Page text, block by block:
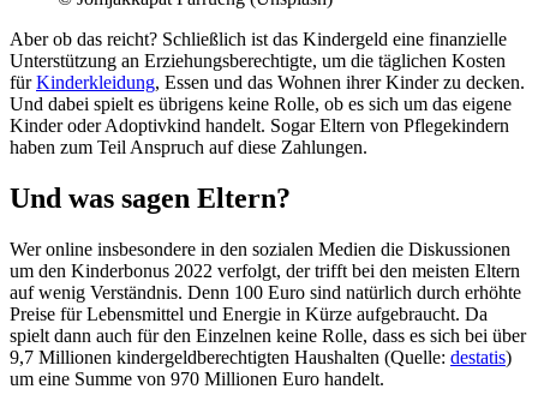
Aber ob das reicht? Schließlich ist das Kindergeld eine finanzielle
Unterstützung an Erziehungsberechtigte, um die täglichen Kosten
fürKinderkleidung, Essen und das Wohnen ihrer Kinder zu decken.
Und dabei spielt es übrigens keine Rolle, ob es sich um das eigene
Kinder oder Adoptivkind handelt. Sogar Eltern von Pflegekindern
haben zum Teil Anspruch auf diese Zahlungen.
Und was sagen Eltern?
Wer online insbesondere in den sozialen Medien die Diskussionen
um den Kinderbonus 2022 verfolgt, der trifft bei den meisten Eltern
auf wenig Verständnis. Denn 100 Euro sind natürlich durch erhöhte
Preise für Lebensmittel und Energie in Kürze aufgebraucht. Da
spielt dann auch für den Einzelnen keine Rolle, dass es sich bei über
9,7 Millionen kindergeldberechtigten Haushalten (Quelle: destatis)
um eine Summe von 970 Millionen Euro handelt.